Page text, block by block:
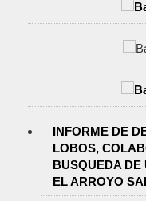
INFORME DE
LOBOS,
BUSQUEDA DE
EL ARROYO